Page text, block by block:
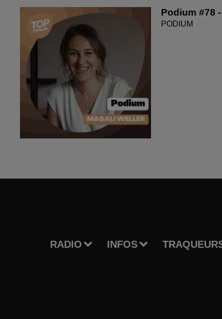
Podium #78
PODIUM
RADIO INFOS